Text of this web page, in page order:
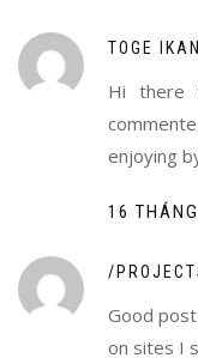
TOGE
Hi there
enjoying
16
/
Good
on sites I